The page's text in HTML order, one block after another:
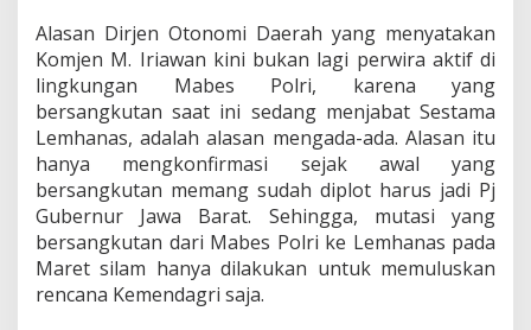
Alasan Dirjen Otonomi Daerah yang menyatakan
Komjen M. Iriawan kini bukan lagi perwira aktif di
lingkungan Mabes Polri, karena yang
bersangkutan saat ini sedang menjabat Sestama
Lemhanas, adalah alasan mengada-ada. Alasan itu
hanya mengkonfirmasi sejak awal yang
bersangkutan memang sudah diplot harus jadi Pj
Gubernur Jawa Barat. Sehingga, mutasi yang
bersangkutan dari Mabes Polri ke Lemhanas pada
Maret silam hanya dilakukan untuk memuluskan
rencana Kemendagri saja.